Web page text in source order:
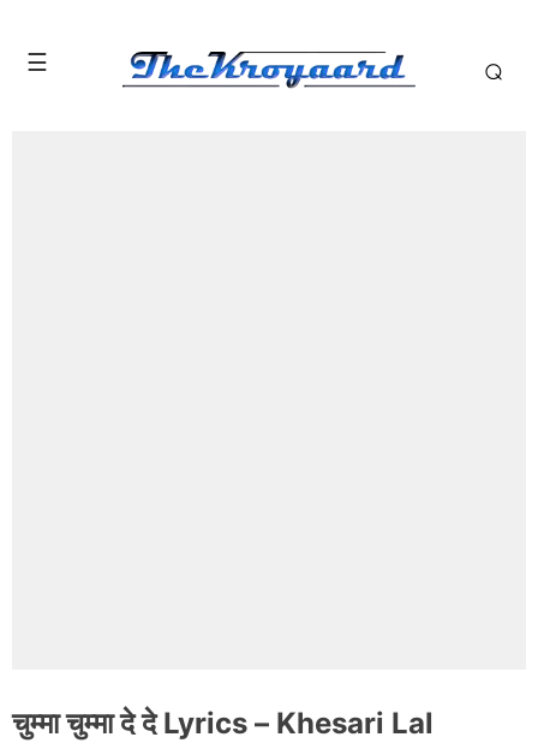
चुम्मा चुम्मा दे दे Lyrics – Khesari Lal